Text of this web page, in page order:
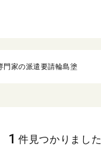
1 件見つかりました